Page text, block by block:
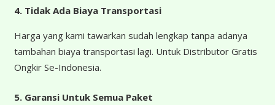
4. Tidak Ada Biaya Transportasi
Harga yang kami tawarkan sudah lengkap tanpa adanya
tambahan biaya transportasi lagi. Untuk Distributor Gratis
Ongkir Se-Indonesia.
5. Garansi Untuk Semua Paket